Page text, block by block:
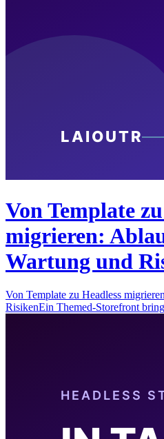
Von Template
migrieren:
Wartung und
Von Template zu Headless
RisikenEin Themed-Storefront